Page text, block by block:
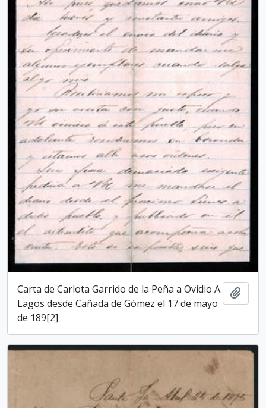
Carta de Carlota Garrido de la Peña a Ovidio A.
Lagos desde Cañada de Gómez el 17 de mayo
de 189[2]